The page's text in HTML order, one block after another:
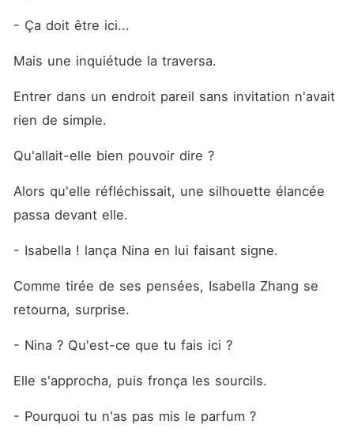
- Ça doit être ici...
Mais une inquiétude la traversa.
Entrer dans un endroit pareil sans invitation n'avait
rien de simple.
Qu'allait-elle bien pouvoir dire ?
Alors qu'elle réfléchissait, une silhouette élancée
passa devant elle.
- Isabella ! lança Nina en lui faisant signe.
Comme tirée de ses pensées, Isabella Zhang se
retourna, surprise.
- Nina ? Qu'est-ce que tu fais ici ?
Elle s'approcha, puis fronça les sourcils.
- Pourquoi tu n'as pas mis le parfum ?